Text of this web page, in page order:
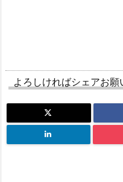
よろしければシェアお願